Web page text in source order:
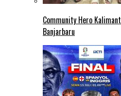
Community Hero
Banjarbaru